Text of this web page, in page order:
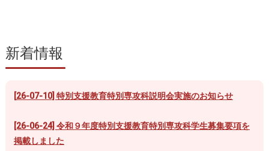
新着情報
[26-07-10] 特別支援教育特別専攻科説明会実施のお知らせ
[26-06-24] 令和９年度特別支援教育特別専攻科学生募集要項を
掲載しました